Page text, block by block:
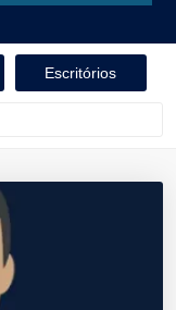
Escritórios